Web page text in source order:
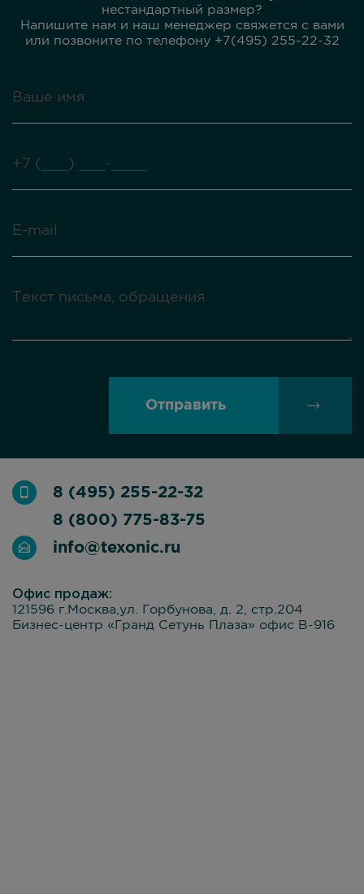
нестандартный размер?
Напишите нам и наш менеджер свяжется с вами
или позвоните по телефону +7(495) 255-22-32
Отправить
8 (495) 255-22-32
8 (800) 775-83-75
info@texonic.ru
Офис продаж:
121596 г.Москва,ул. Горбунова, д. 2, стр.204
Бизнес-центр «Гранд Сетунь Плаза» офис В-916